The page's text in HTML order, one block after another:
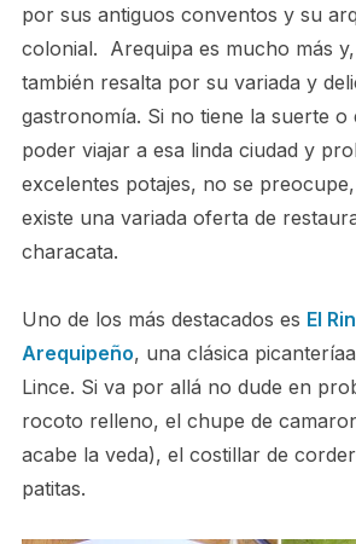
por sus antiguos conventos y su
colonial. Arequipa es mucho más
también resalta por su variada y
gastronomía. Si no tiene la suerte o
poder viajar a esa linda ciudad y
excelentes potajes, no se
existe una variada oferta de
characata.
Uno de los más destacados es El
Arequipeño, una clásica
Lince. Si va por allá­ no dude en
rocoto relleno, el chupe de
acabe la veda), el costillar de
patitas.